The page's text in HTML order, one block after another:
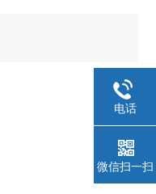
电话
微信扫一扫